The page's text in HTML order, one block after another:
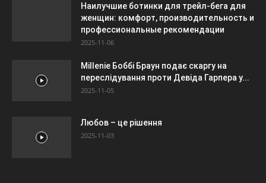
Наилучшие ботинки для трейл-бега для
женщин: комфорт, производительность и
профессиональные рекомендации
2025-11-06
Millenie Боббі Браун подає скаргу на
переслідування проти Девіда Гарпера у...
2025-11-05
Любов – це рішення
2025-11-03